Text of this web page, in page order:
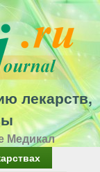
лекарств,
Медикал